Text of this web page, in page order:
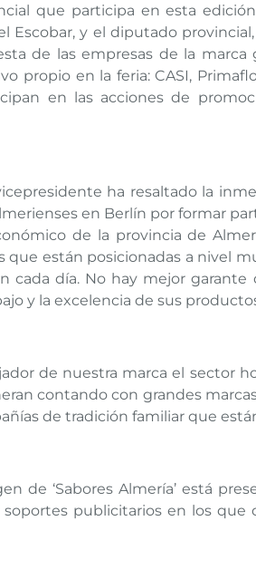
que participa en esta
Escobar, y el diputado
de las empresas de la marca
propio en la feria: CASI,
en las acciones de
ha resaltado la
en Berlín por formar
de la provincia de
que están posicionadas a nivel
cada día. No hay mejor garante
y la excelencia de sus
de nuestra marca el sector
contando con grandes
de tradición familiar que
de ‘Sabores Almería’ está
publicitarios en los